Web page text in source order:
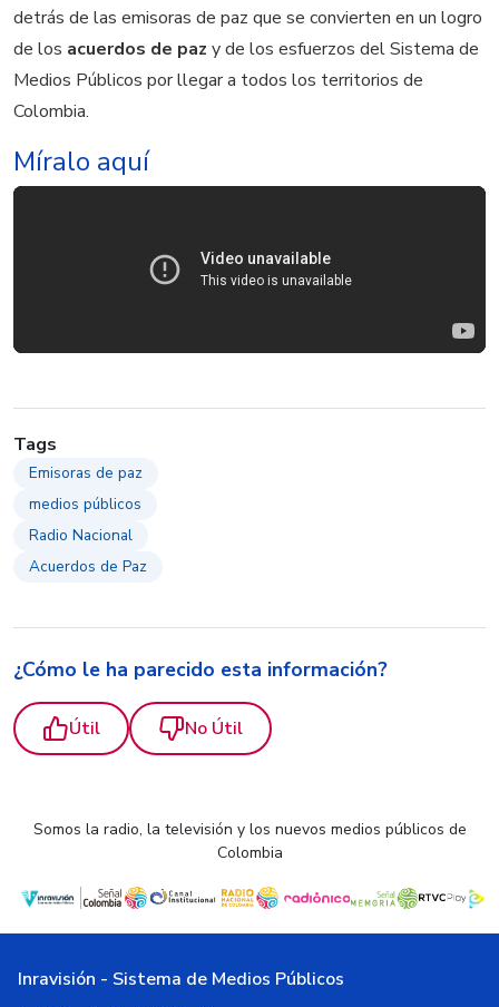
detrás de las emisoras de paz que se convierten en un logro
de los acuerdos de paz y de los esfuerzos del Sistema de
Medios Públicos por llegar a todos los territorios de
Colombia.
Míralo aquí
Tags
Emisoras de paz
medios públicos
Radio Nacional
Acuerdos de Paz
¿Cómo le ha parecido esta información?
Útil No Útil
Somos la radio, la televisión y los nuevos medios públicos de
Colombia
Inravisión - Sistema de Medios Públicos